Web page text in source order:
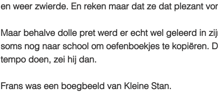
en weer zwierde. En reken maar dat ze dat plezant
Maar behalve dolle pret werd er echt wel geleerd in
soms nog naar school om oefenboekjes te kopiëren.
tempo doen, zei hij dan.
Frans was een boegbeeld van Kleine Stan.